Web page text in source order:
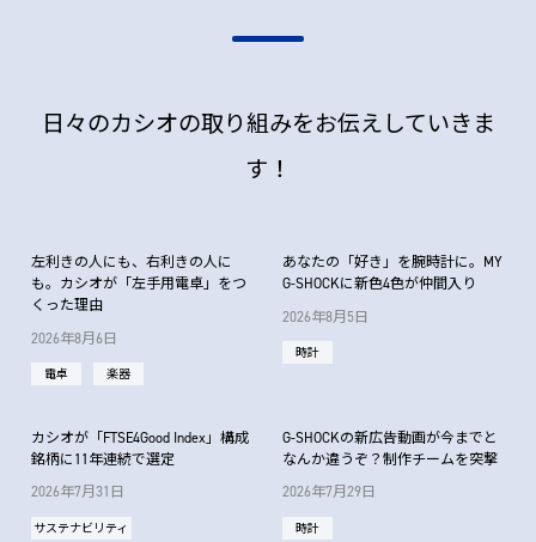
日々のカシオの取り組みをお伝えしていきま
す！
2026年8月6日
電卓 楽器
左利きの人にも、右利きの人に
も。カシオが「左手用電卓」をつ
くった理由
2026年8月5日
時計
あなたの「好き」を腕時計に。MY
G-SHOCKに新色4色が仲間入り
2026年7月31日
サステナビリティ
カシオが「FTSE4Good Index」構成
銘柄に11年連続で選定
2026年7月29日
時計
G-SHOCKの新広告動画が今までと
なんか違うぞ？制作チームを突撃